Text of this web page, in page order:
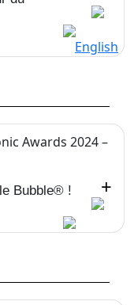
Bubble® ! +